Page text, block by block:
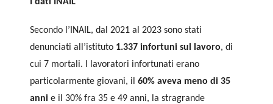
Secondo l’INAIL, dal 2021 al 2023 sono stati
denunciati all’istituto 1.337 infortuni sul lavoro, di
cui 7 mortali. I lavoratori infortunati erano
particolarmente giovani, il 60% aveva meno di 35
anni e il 30% fra 35 e 49 anni, la stragrande